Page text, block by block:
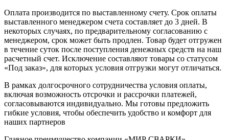
Оплата производится по выставленному счету. Срок оплаты
выставленного менеджером счета составляет до 3 дней. В
некоторых случаях, по предварительному согласованию с
менеджером, срок может быть продлен. Товар будет отгружен
в течение суток после поступления денежных средств на наш
расчетный счет. Исключение составляют товары со статусом
«Под заказ», для которых условия отгрузки могут отличаться.
В рамках долгосрочного сотрудничества условия оплаты,
включая возможность отсрочки и рассрочки платежей,
согласовываются индивидуально. Мы готовы предложить
гибкие условия, чтобы обеспечить удобство и комфорт для
наших партнеров